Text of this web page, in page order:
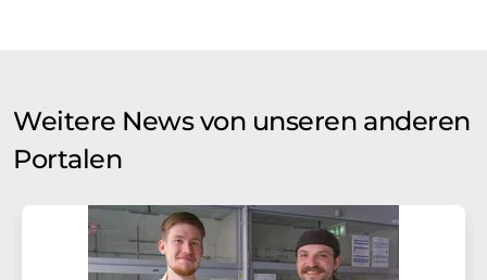
Weitere News von unseren anderen
Portalen